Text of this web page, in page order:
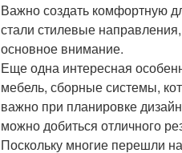
Важно создать комфортную
стали стилевые
основное внимание.
Еще одна интересная
мебель, сборные системы,
важно при планировке
можно добиться отличного
Поскольку многие перешли